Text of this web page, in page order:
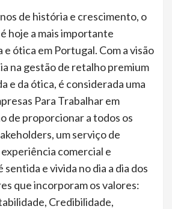
de história e crescimento, o
hoje a mais importante
e ótica em Portugal. Com a visão
na gestão de retalho premium
e da ótica, é considerada uma
Para Trabalhar em
de proporcionar a todos os
um serviço de
comercial e
sentida e vivida no dia a dia dos
que incorporam os valores:
Credibilidade,